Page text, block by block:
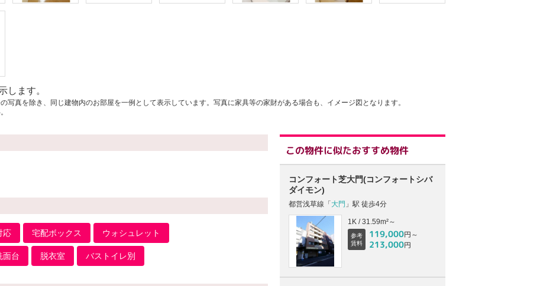
します。
写真を除き、同じ建物内のお部屋を一例として表示しています。写真に家具等の家財がある場合も、イメージ図となります。
応 宅配ボックス ウォシュレット
面台 脱衣室 バストイレ別
この物件に似たおすすめ物件
コンフォート芝大門(コンフォートシバ
ダイモン)
都営浅草線「大門 」駅 徒歩4分
1K / 31.59m²～
参考
賃料
119,000円～
213,000円